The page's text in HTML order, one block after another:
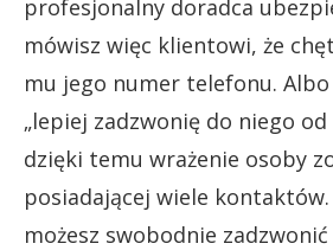
profesjonalny doradca
mówisz więc klientowi, że
mu jego numer telefonu.
„lepiej zadzwonię do niego od
dzięki temu wrażenie osoby
posiadającej wiele
możesz swobodnie